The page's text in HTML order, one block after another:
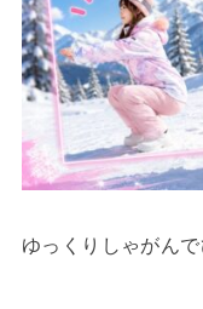
ゆっくりしゃがん